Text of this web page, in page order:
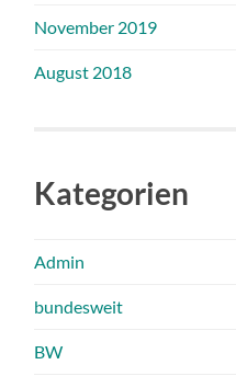
November 2019
August 2018
Kategorien
Admin
bundesweit
BW